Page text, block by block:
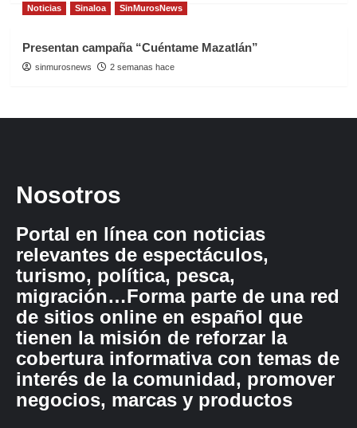
Noticias Sinaloa SinMurosNews
Presentan campaña “Cuéntame Mazatlán”
sinmurosnews 2 semanas hace
Nosotros
Portal en línea con noticias
relevantes de espectáculos,
turismo, política, pesca,
migración…Forma parte de una red
de sitios online en español que
tienen la misión de reforzar la
cobertura informativa con temas de
interés de la comunidad, promover
negocios, marcas y productos